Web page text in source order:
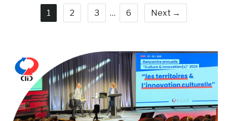
1 2 3 … 6 Next →